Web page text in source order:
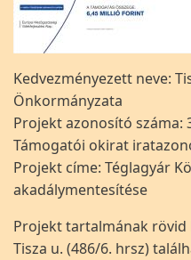
Kedvezményezett neve:
Önkormányzata
Projekt azonosító száma:
Támogatói okirat
Projekt címe: Téglagyár
akadálymentesítése
Projekt tartalmának rövid
Tisza u. (486/6. hrsz)